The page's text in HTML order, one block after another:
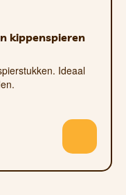
kippenspieren
Ideaal